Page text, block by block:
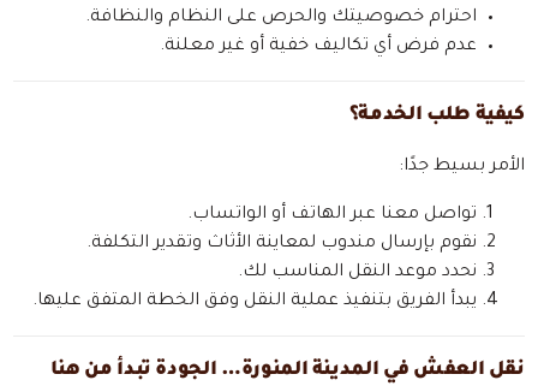
احترام خصوصيتك والحرص على النظام والنظافة.
عدم فرض أي تكاليف خفية أو غير معلنة.
كيفية طلب الخدمة؟
الأمر بسيط جدًا:
تواصل معنا عبر الهاتف أو الواتساب.
نقوم بإرسال مندوب لمعاينة الأثاث وتقدير التكلفة.
نحدد موعد النقل المناسب لك.
يبدأ الفريق بتنفيذ عملية النقل وفق الخطة المتفق عليها.
نقل العفش في المدينة المنورة… الجودة تبدأ من هنا